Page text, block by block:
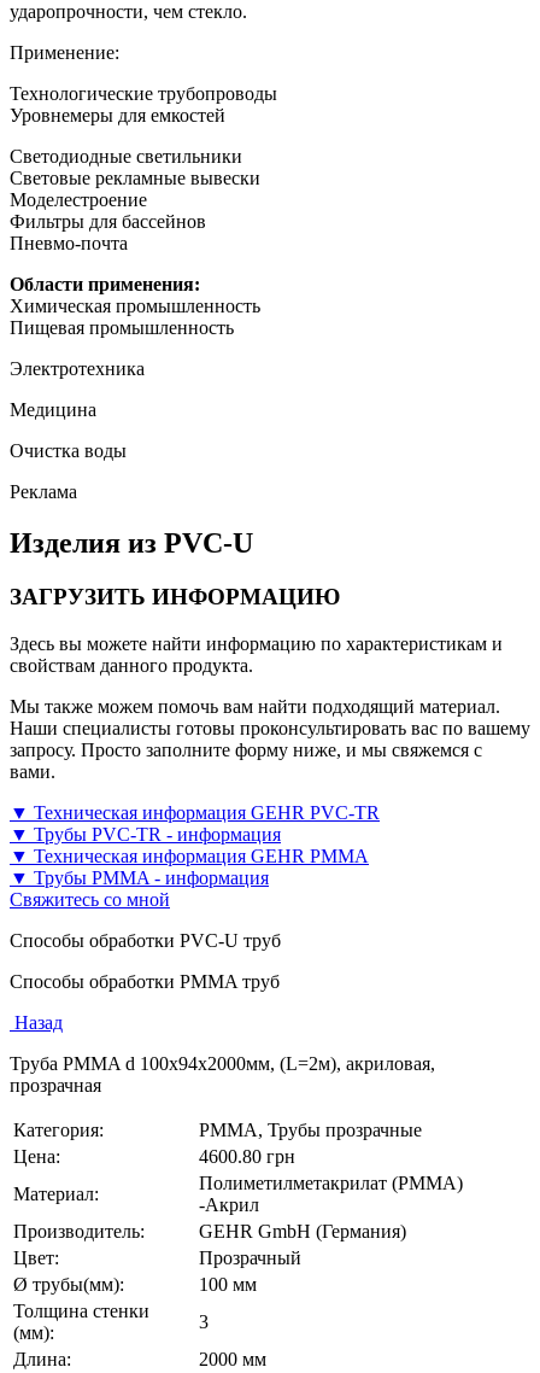
ударопрочности, чем стекло.
Применение:
Технологические трубопроводы
Уровнемеры для емкостей
Светодиодные светильники
Световые рекламные вывески
Моделестроение
Фильтры для бассейнов
Пневмо-почта
Области применения:
Химическая промышленность
Пищевая промышленность
Электротехника
Медицина
Очистка воды
Реклама
Изделия из PVC-U
ЗАГРУЗИТЬ ИНФОРМАЦИЮ
Здесь вы можете найти информацию по характеристикам и
свойствам данного продукта.
Мы также можем помочь вам найти подходящий материал.
Наши специалисты готовы проконсультировать вас по вашему
запросу. Просто заполните форму ниже, и мы свяжемся с
вами.
▼ Техническая информация GEHR PVC-TR
▼ Трубы PVC-TR - информация
▼ Техническая информация GEHR PMMA
▼ Трубы PMMA - информация
Свяжитесь со мной
Способы обработки PVC-U труб
Способы обработки PMMA труб
Назад
Труба PMMA d 100х94х2000мм, (L=2м), акриловая,
прозрачная
Категория:
PMMA, Трубы прозрачные
Цена:
4600.80 грн
Материал:
Полиметилметакрилат (PMMA)
-Акрил
Производитель:
GEHR GmbH (Германия)
Цвет:
Прозрачный
Ø трубы(мм):
100 мм
Толщина стенки
(мм):
3
Длина:
2000 мм